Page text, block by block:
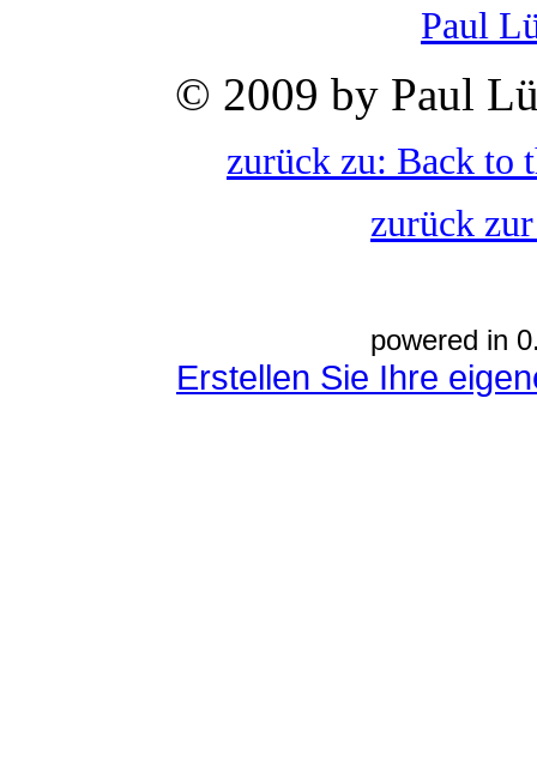
Paul
© 2009 by Paul
zurück zu: Back to
zurück
powered in
Erstellen Sie Ihre